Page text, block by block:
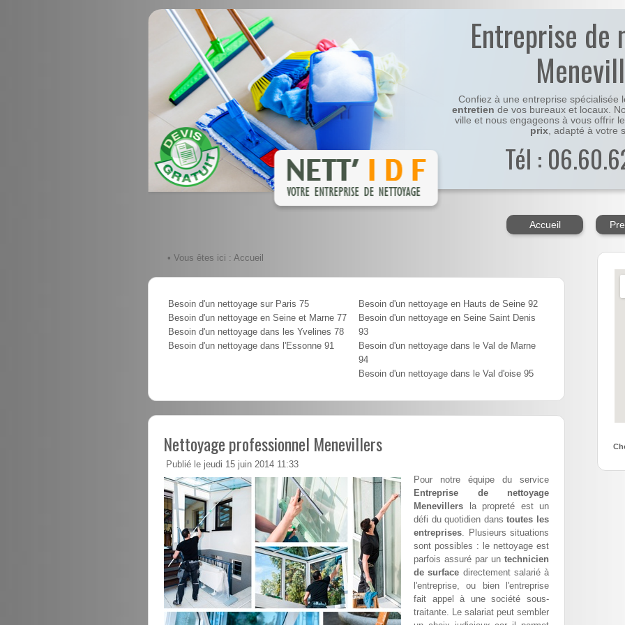
Entreprise de
Confiez à une entreprise spécialisée
entretien de vos bureaux et locaux.
ville et nous engageons à vous offrir le
prix, adapté à votre
Tél :
Accueil
• Vous êtes ici : Accueil
Besoin d'un nettoyage sur Paris 75
Besoin d'un nettoyage en Seine et Marne 77
Besoin d'un nettoyage dans les Yvelines 78
Besoin d'un nettoyage dans l'Essonne 91
Besoin d'un nettoyage en Hauts de Seine 92
Besoin d'un nettoyage en Seine Saint Denis
93
Besoin d'un nettoyage dans le Val de Marne
94
Besoin d'un nettoyage dans le Val d'oise 95
Nettoyage professionnel Menevillers
Publié le jeudi 15 juin 2014 11:33
Pour notre équipe du service
Entreprise de nettoyage
Menevillers la propreté est un
défi du quotidien danstoutes les
entreprises. Plusieurs situations
sont possibles : le nettoyage est
parfois assuré par un technicien
de surface directement salarié à
l'entreprise, ou bien l'entreprise
fait appel à une société sous-
traitante. Le salariat peut sembler